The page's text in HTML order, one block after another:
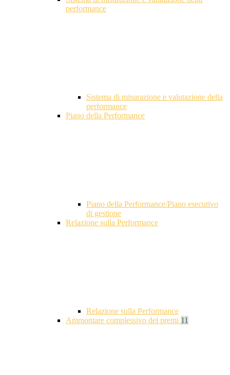
performance
Sistema di misurazione e valutazione della
performance
Piano della Performance
Piano della Performance/Piano esecutivo
di gestione
Relazione sulla Performance
Relazione sulla Performance
Ammontare complessivo dei premi 11